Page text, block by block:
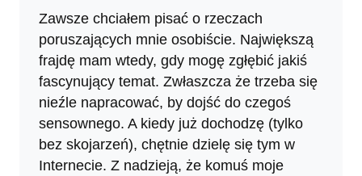
Zawsze chciałem pisać o rzeczach
poruszających mnie osobiście. Największą
frajdę mam wtedy, gdy mogę zgłębić jakiś
fascynujący temat. Zwłaszcza że trzeba się
nieźle napracować, by dojść do czegoś
sensownego. A kiedy już dochodzę (tylko
bez skojarzeń), chętnie dzielę się tym w
Internecie. Z nadzieją, że komuś moje